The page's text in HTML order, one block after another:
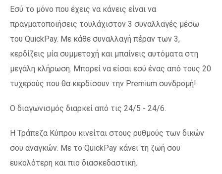
Εσύ το μόνο που έχεις να κάνεις είναι να
πραγματοποιήσεις τουλάχιστον 3 συναλλαγές μέσω
του QuickPay. Με κάθε συναλλαγή πέραν των 3,
κερδίζεις μία συμμετοχή και μπαίνεις αυτόματα στη
μεγάλη κλήρωση. Μπορεί να είσαι εσύ ένας από τους 20
τυχερούς που θα κερδίσουν την Premium συνδρομή!
Ο διαγωνισμός διαρκεί από τις 24/5 - 24/6.
Η Τράπεζα Κύπρου κινείται στους ρυθμούς των δικών
σου αναγκών. Με το QuickPay κάνει τη ζωή σου
ευκολότερη και πιο διασκεδαστική.